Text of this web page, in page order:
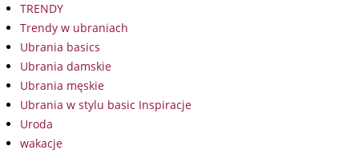
TRENDY
Trendy w ubraniach
Ubrania basics
Ubrania damskie
Ubrania męskie
Ubrania w stylu basic Inspiracje
Uroda
wakacje